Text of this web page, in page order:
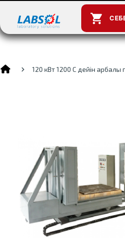
shopping_cart
120 кВт 1200 С дейін